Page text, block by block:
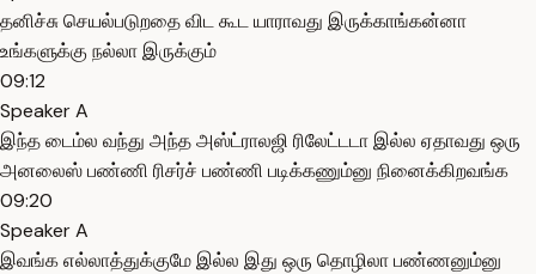
தனிச்சு செயல்படுறதை விட கூட யாராவது இருக்காங்கன்னா
உங்களுக்கு நல்லா இருக்கும்
09:12
Speaker A
இந்த டைம்ல வந்து அந்த அஸ்ட்ராலஜி ரிலேட்டடா இல்ல ஏதாவது ஒரு
அனலைஸ் பண்ணி ரிசர்ச் பண்ணி படிக்கணும்னு நினைக்கிறவங்க
09:20
Speaker A
இவங்க எல்லாத்துக்குமே இல்ல இது ஒரு தொழிலா பண்ணனும்னு